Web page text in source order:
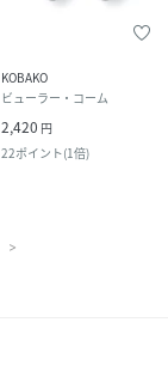
KOBAKO
ビューラー・コーム
2,420 円
22ポイント(1倍)